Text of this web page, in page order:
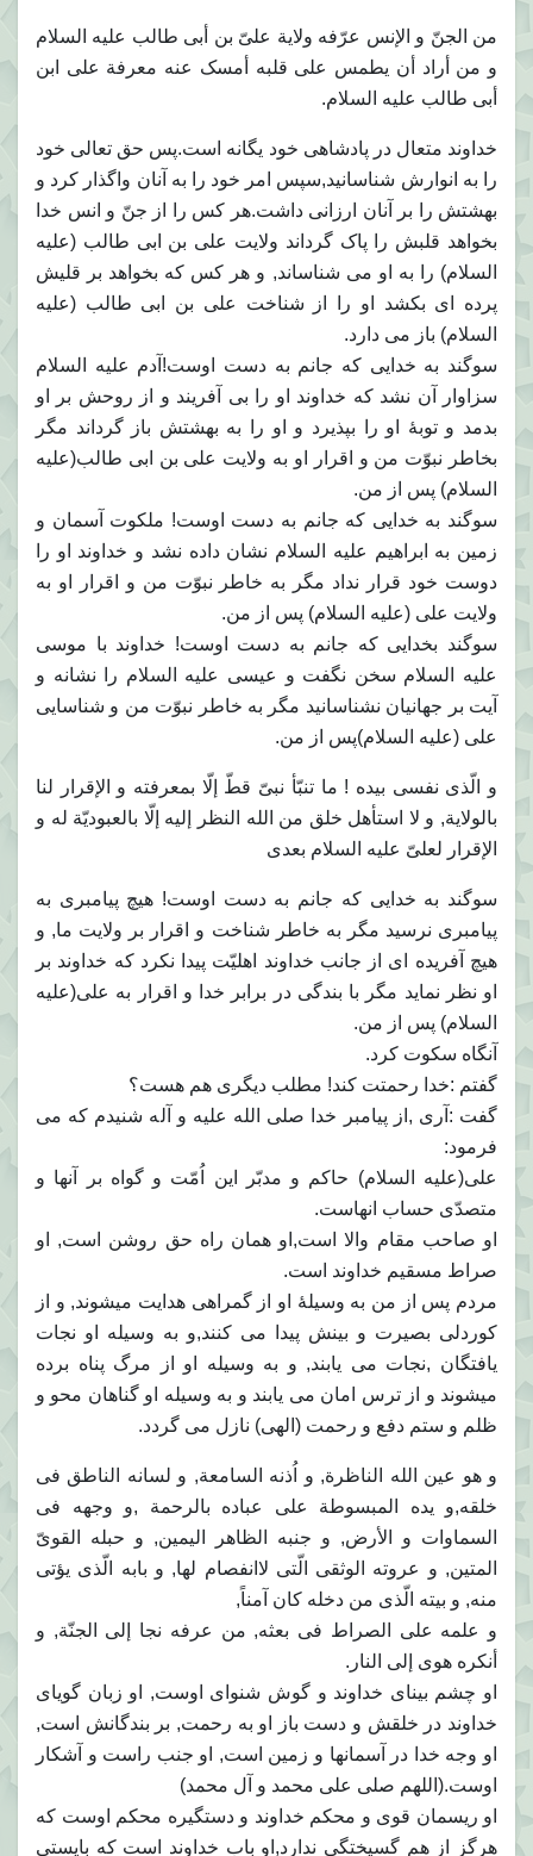
من الجنّ و الإنس عرّفه ولایة علیّ بن أبی طالب علیه السلام
و من أراد أن یطمس علی قلبه أمسک عنه معرفة علی ابن
أبی طالب علیه السلام.
خداوند متعال در پادشاهی خود یگانه است.پس حق تعالی خود
را به انوارش شناسانید,سپس امر خود را به آنان واگذار کرد و
بهشتش را بر آنان ارزانی داشت.هر کس را از جنّ و انس خدا
بخواهد قلبش را پاک گرداند ولایت علی بن ابی طالب (علیه
السلام) را به او می شناساند, و هر کس که بخواهد بر قلیش
پرده ای بکشد او را از شناخت علی بن ابی طالب (علیه
السلام) باز می دارد.
سوگند به خدایی که جانم به دست اوست!آدم علیه السلام
سزاوار آن نشد که خداوند او را بی آفریند و از روحش بر او
بدمد و توبۀ او را بپذیرد و او را به بهشتش باز گرداند مگر
بخاطر نبوّت من و اقرار او به ولایت علی بن ابی طالب(علیه
السلام) پس از من.
سوگند به خدایی که جانم به دست اوست! ملکوت آسمان و
زمین به ابراهیم علیه السلام نشان داده نشد و خداوند او را
دوست خود قرار نداد مگر به خاطر نبوّت من و اقرار او به
ولایت علی (علیه السلام) پس از من.
سوگند بخدایی که جانم به دست اوست! خداوند با موسی
علیه السلام سخن نگفت و عیسی علیه السلام را نشانه و
آیت بر جهانیان نشناسانید مگر به خاطر نبوّت من و شناسایی
علی (علیه السلام)پس از من.
و الّذی نفسی بیده ! ما تنبّأ نبیّ قطّ إلّا بمعرفته و الإقرار لنا
بالولایة, و لا استأهل خلق من الله النظر إلیه إلّا بالعبودیّة له و
الإقرار لعلیّ علیه السلام بعدی
سوگند به خدایی که جانم به دست اوست! هیچ پیامبری به
پیامبری نرسید مگر به خاطر شناخت و اقرار بر ولایت ما, و
هیچ آفریده ای از جانب خداوند اهلیّت پیدا نکرد که خداوند بر
او نظر نماید مگر با بندگی در برابر خدا و اقرار به علی(علیه
السلام) پس از من.
آنگاه سکوت کرد.
گفتم :خدا رحمتت کند! مطلب دیگری هم هست؟
گفت :آری ,از پیامبر خدا صلی الله علیه و آله شنیدم که می
فرمود:
علی(علیه السلام) حاکم و مدبّر این اُمّت و گواه بر آنها و
متصدّی حساب انهاست.
او صاحب مقام والا است,او همان راه حق روشن است, او
صراط مسقیم خداوند است.
مردم پس از من به وسیلۀ او از گمراهی هدایت میشوند, و از
کوردلی بصیرت و بینش پیدا می کنند,و به وسیله او نجات
یافتگان ,نجات می یابند, و به وسیله او از مرگ پناه برده
میشوند و از ترس امان می یابند و به وسیله او گناهان محو و
ظلم و ستم دفع و رحمت (الهی) نازل می گردد.
و هو عین الله الناظرة, و اُذنه السامعة, و لسانه الناطق فی
خلقه,و یده المبسوطة علی عباده بالرحمة ,و وجهه فی
السماوات و الأرض, و جنبه الظاهر الیمین, و حبله القویّ
المتین, و عروته الوثقی الّتی لاانفصام لها, و بابه الّذی یؤتی
منه, و بیته الّذی من دخله کان آمناً,
و علمه علی الصراط فی بعثه, من عرفه نجا إلی الجنّة, و
أنکره هوی إلی النار.
او چشم بینای خداوند و گوش شنوای اوست, او زبان گویای
خداوند در خلقش و دست باز او به رحمت, بر بندگانش است,
او وجه خدا در آسمانها و زمین است, او جنب راست و آشکار
اوست.(اللهم صلی علی محمد و آل محمد)
او ریسمان قوی و محکم خداوند و دستگیره محکم اوست که
هرگز از هم گسیختگی ندارد,او باب خداوند است که بایستی